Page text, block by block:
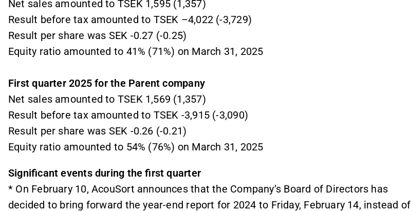
Net sales amounted to TSEK 1,595 (1,357)
Result before tax amounted to TSEK –4,022 (-3,729)
Result per share was SEK -0.27 (-0.25)
Equity ratio amounted to 41% (71%) on March 31, 2025
First quarter 2025 for the Parent company
Net sales amounted to TSEK 1,569 (1,357)
Result before tax amounted to TSEK -3,915 (-3,090)
Result per share was SEK -0.26 (-0.21)
Equity ratio amounted to 54% (76%) on March 31, 2025
Significant events during the first quarter
* On February 10, AcouSort announces that the Company’s Board of Directors has
decided to bring forward the year-end report for 2024 to Friday, February 14, instead of